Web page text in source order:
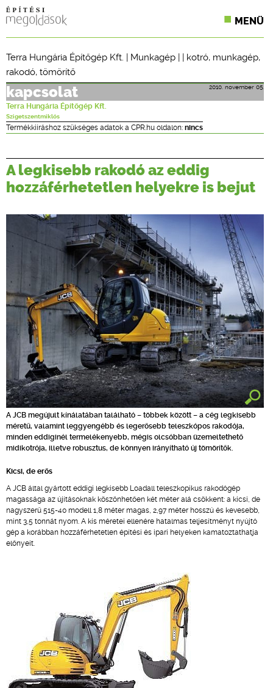
MENÜ
CPR TERMÉKKIÍRÁS
ÉPÍTÉSI JOG
ONLINE KÉPZÉSEK
TERVEZÉSI SEGÉDLETEK
Terra Hungária Építőgép Kft. | Munkagép | | kotró, munkagép,
rakodó, tömörítő
2010. november 05.
kapcsolat
Terra Hungária Építőgép Kft.
Szigetszentmiklós
Termékkiíráshoz szükséges adatok a CPR.hu oldalon: nincs
A legkisebb rakodó az eddig
hozzáférhetetlen helyekre is bejut
A JCB megújult kínálatában található – többek között – a cég legkisebb
méretű, valamint leggyengébb és legerősebb teleszkópos rakodója,
minden eddiginél termelékenyebb, mégis olcsóbban üzemeltethető
midikotrója, illetve robusztus, de könnyen irányítható új tömörítők.
Kicsi, de erős
A JCB által gyártott eddigi legkisebb Loadall teleszkopikus rakodógép
magassága az újításoknak köszönhetően két méter alá csökkent: a kicsi, de
nagyszerű 515-40 modell 1,8 méter magas, 2,97 méter hosszú és kevesebb,
mint 3,5 tonnát nyom. A kis méretei ellenére hatalmas teljesítményt nyújtó
gép a korábban hozzáférhetetlen építési és ipari helyeken kamatoztathatja
előnyeit.